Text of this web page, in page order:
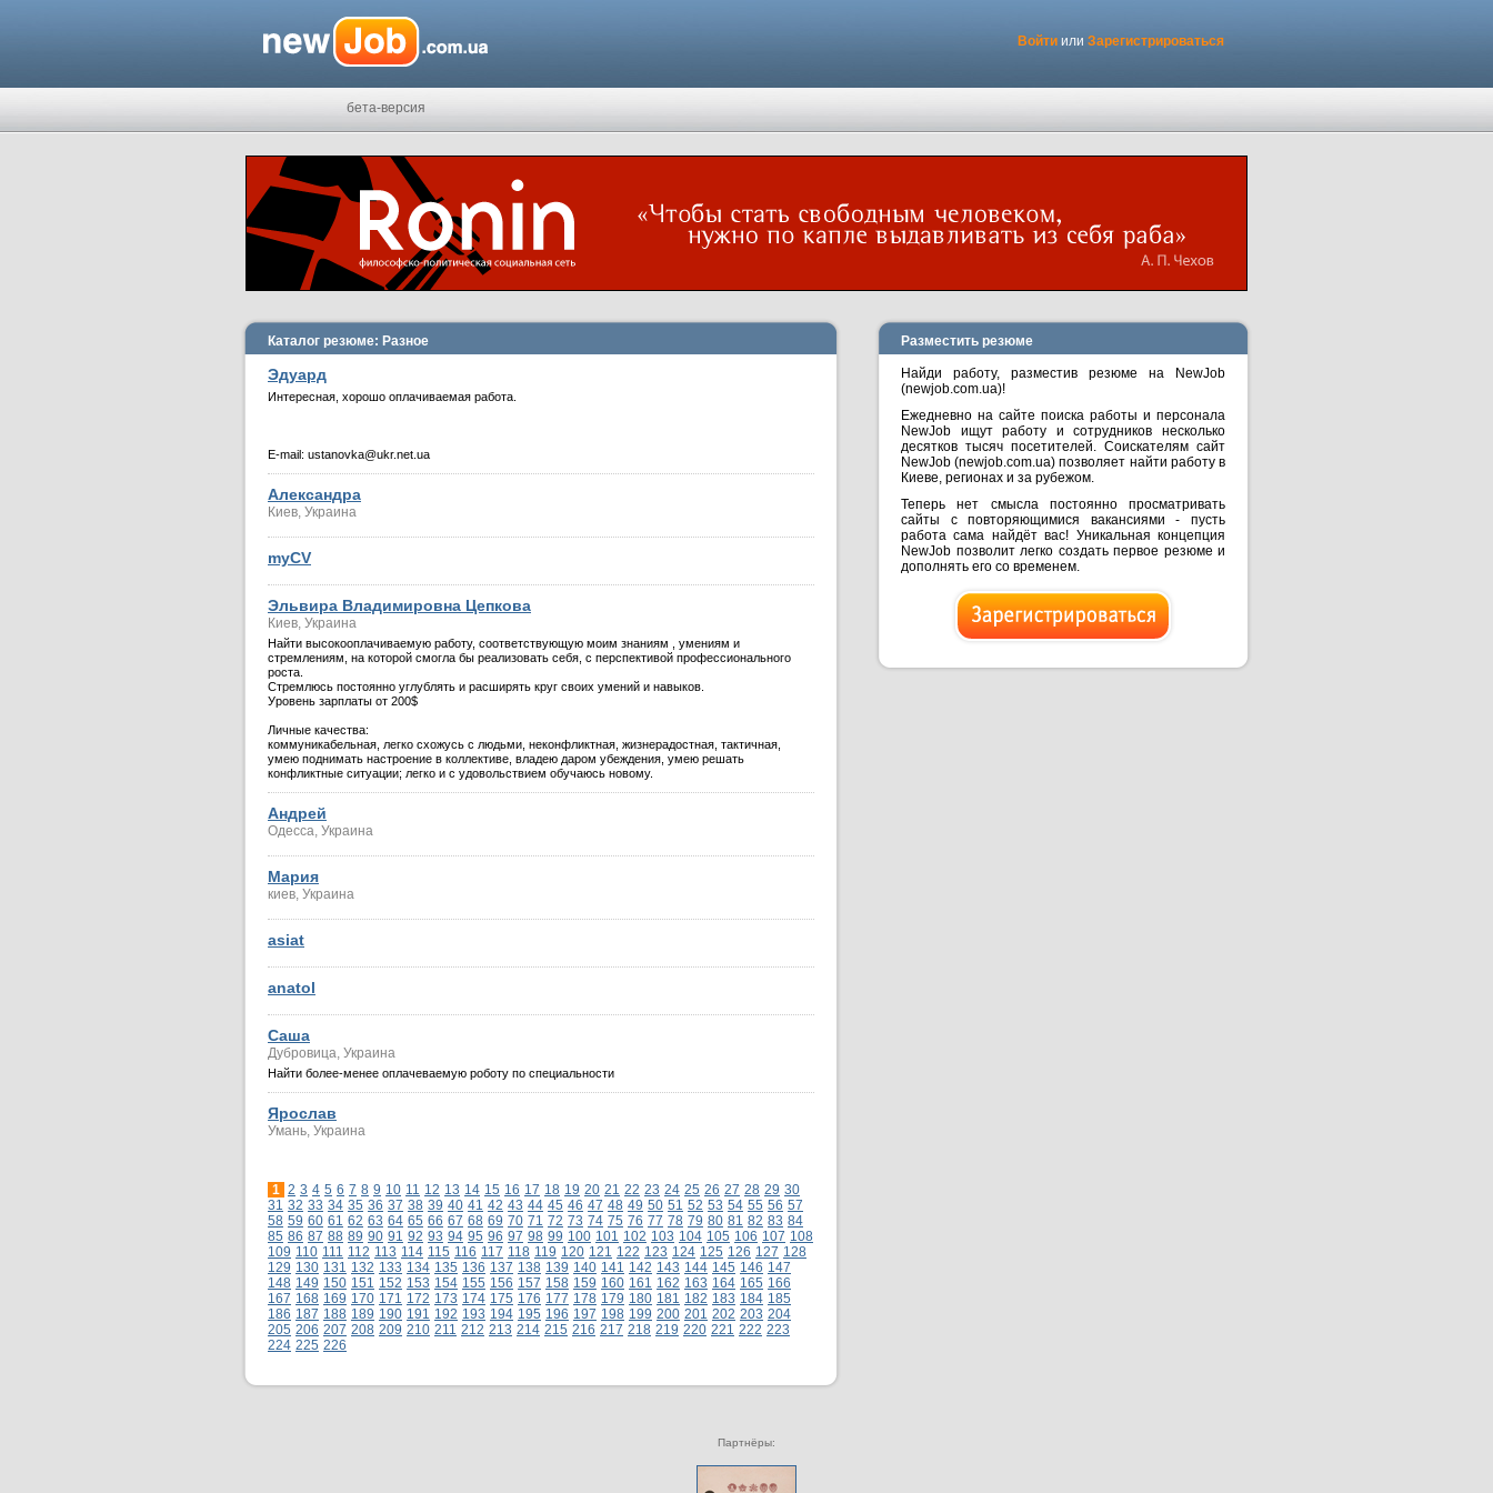
бета-версия
Войти или Зарегистрироваться
Каталог резюме: Разное
Эдуард
Интересная, хорошо оплачиваемая работа.
E-mail: ustanovka@ukr.net.ua
Александра
Киев, Украина
myCV
Эльвира Владимировна Цепкова
Киев, Украина
Найти высокооплачиваемую работу, соответствующую моим знаниям , умениям и
стремлениям, на которой смогла бы реализовать себя, с перспективой профессионального
роста.
Стремлюсь постоянно углублять и расширять круг своих умений и навыков.
Уровень зарплаты от 200$
Личные качества:
коммуникабельная, легко схожусь с людьми, неконфликтная, жизнерадостная, тактичная,
умею поднимать настроение в коллективе, владею даром убеждения, умею решать
конфликтные ситуации; легко и с удовольствием обучаюсь новому.
Андрей
Одесса, Украина
Мария
киев, Украина
asiat
anatol
Caша
Дубровица, Украина
Найти более-менее оплачеваемую роботу по специальности
Ярослав
Умань, Украина
1 2 3 4 5 6 7 8 9 10 11 12 13 14 15 16 17 18 19 20 21 22 23 24 25 26 27 28 29 30
31 32 33 34 35 36 37 38 39 40 41 42 43 44 45 46 47 48 49 50 51 52 53 54 55 56 57
58 59 60 61 62 63 64 65 66 67 68 69 70 71 72 73 74 75 76 77 78 79 80 81 82 83 84
85 86 87 88 89 90 91 92 93 94 95 96 97 98 99 100 101 102 103 104 105 106 107 108
109 110 111 112 113 114 115 116 117 118 119 120 121 122 123 124 125 126 127 128
129 130 131 132 133 134 135 136 137 138 139 140 141 142 143 144 145 146 147
148 149 150 151 152 153 154 155 156 157 158 159 160 161 162 163 164 165 166
167 168 169 170 171 172 173 174 175 176 177 178 179 180 181 182 183 184 185
186 187 188 189 190 191 192 193 194 195 196 197 198 199 200 201 202 203 204
205 206 207 208 209 210 211 212 213 214 215 216 217 218 219 220 221 222 223
224 225 226
Разместить резюме
Найди работу, разместив резюме на NewJob
(newjob.com.ua)!
Ежедневно на сайте поиска работы и персонала
NewJob ищут работу и сотрудников несколько
десятков тысяч посетителей. Соискателям сайт
NewJob (newjob.com.ua) позволяет найти работу в
Киеве, регионах и за рубежом.
Теперь нет смысла постоянно просматривать
сайты с повторяющимися вакансиями - пусть
работа сама найдёт вас! Уникальная концепция
NewJob позволит легко создать первое резюме и
дополнять его со временем.
Партнёры: